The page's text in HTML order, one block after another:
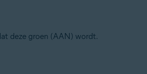
deze groen (AAN) wordt.